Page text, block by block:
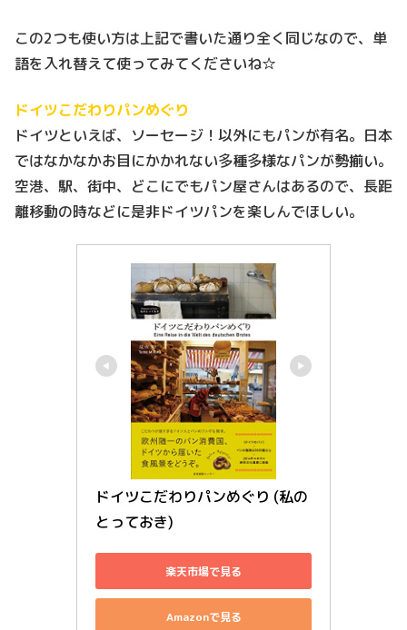
この2つも使い方は上記で書いた通り全く同じなので、単
語を入れ替えて使ってみてくださいね☆
ドイツこだわりパンめぐり
ドイツといえば、ソーセージ！以外にもパンが有名。日本
ではなかなかお目にかかれない多種多様なパンが勢揃い。
空港、駅、街中、どこにでもパン屋さんはあるので、長距
離移動の時などに是非ドイツパンを楽しんでほしい。
ドイツこだわりパンめぐり (私の
とっておき)
楽天市場で見る
Amazonで見る